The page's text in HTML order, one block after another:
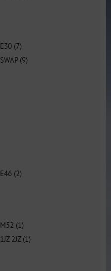
E30 (7)
SWAP (9)
E46 (2)
M52 (1)
1JZ 2JZ (1)